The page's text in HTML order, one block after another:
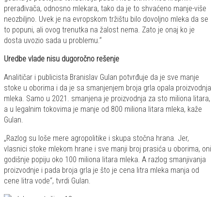
prerađivača, odnosno mlekara, tako da je to shvaćeno manje-više
neozbiljno. Uvek je na evropskom tržištu bilo dovoljno mleka da se
to popuni, ali ovog trenutka na žalost nema. Zato je onaj ko je
dosta uvozio sada u problemu.“
Uredbe vlade nisu dugoročno rešenje
Analitičar i publicista Branislav Gulan potvrđuje da je sve manje
stoke u oborima i da je sa smanjenjem broja grla opala proizvodnja
mleka. Samo u 2021. smanjena je proizvodnja za sto miliona litara,
a u legalnim tokovima je manje od 800 miliona litara mleka, kaže
Gulan.
„Razlog su loše mere agropolitike i skupa stočna hrana. Jer,
vlasnici stoke mlekom hrane i sve manji broj prasića u oborima, oni
godišnje popiju oko 100 miliona litara mleka. A razlog smanjivanja
proizvodnje i pada broja grla je što je cena litra mleka manja od
cene litra vode“, tvrdi Gulan.